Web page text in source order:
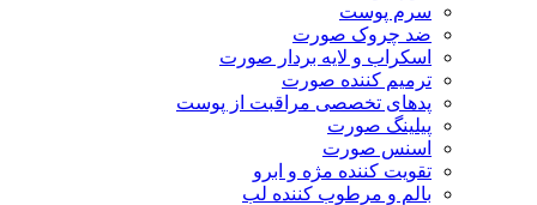
سرم پوست
ضد چروک صورت
اسکراب و لایه بردار صورت
ترمیم کننده صورت
پدهای تخصصی مراقبت از پوست
پیلینگ صورت
اسنس صورت
تقویت کننده مژه و ابرو
بالم و مرطوب کننده لب